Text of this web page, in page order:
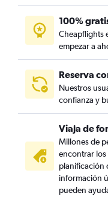
100%
Cheapflights
empezar a
Reserva
Nuestros
confianza y
Viaja de
Millones de
encontrar los
planificación
información
pueden